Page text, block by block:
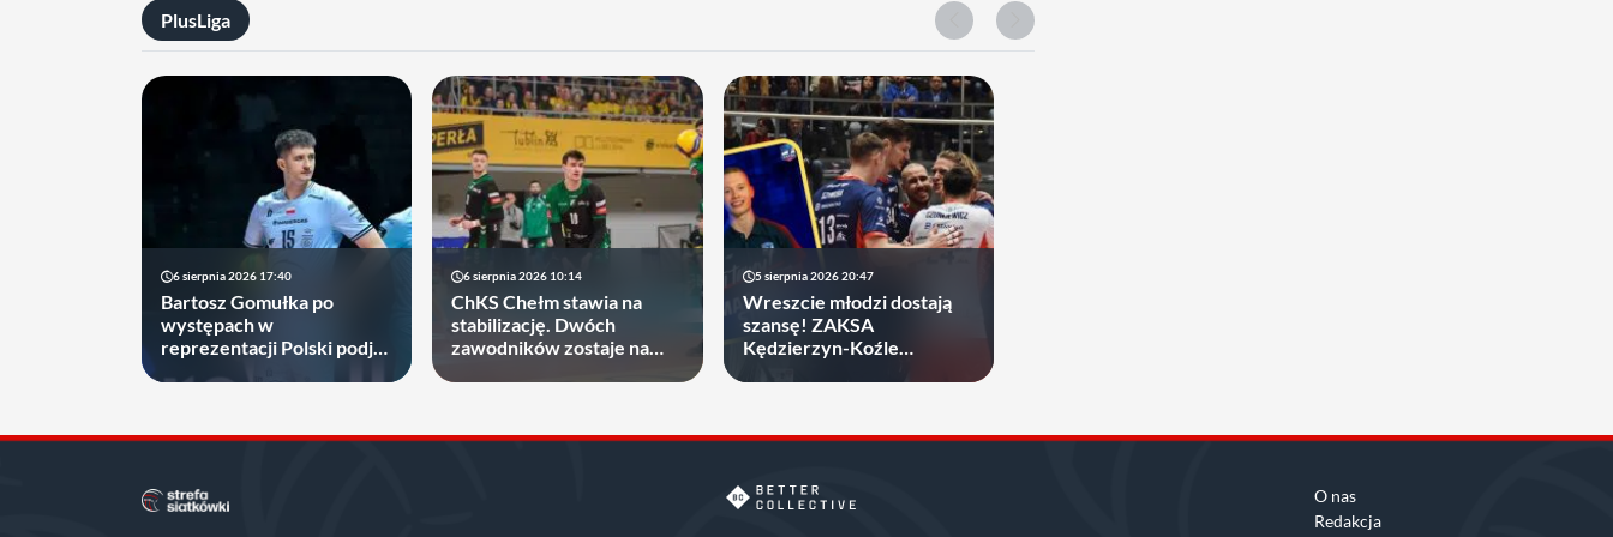
PlusLiga
6 sierpnia 2026 17:40
Bartosz Gomułka po
występach w
reprezentacji Polski podjął
6 sierpnia 2026 10:14
ChKS Chełm stawia na
stabilizację. Dwóch
zawodników zostaje na
5 sierpnia 2026 20:47
Wreszcie młodzi dostają
szansę! ZAKSA
Kędzierzyn-Koźle
O nas
Redakcja